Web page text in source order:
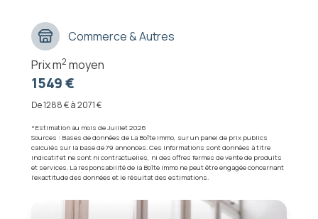
Commerce & Autres
Prix m2 moyen
1549 €
De 1288 € à 2071 €
*Estimation au mois de Juillet 2026
Sources : Bases de données de La Boîte Immo, sur un panel de prix publics
calculés sur la base de 79 annonces. Ces informations sont données à titre
indicatif et ne sont ni contractuelles, ni des offres fermes de vente de produits
et services. La responsabilité de la Boîte Immo ne peut être engagée concernant
l'exactitude des données et le résultat des estimations.